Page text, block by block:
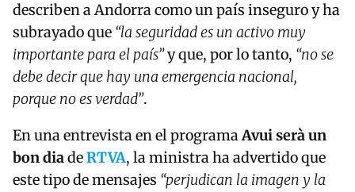
describen a Andorra como un país inseguro y ha
subrayado que “la seguridad es un activo muy
importante para el país”y que, por lo tanto, “no se
debe decir que hay una emergencia nacional,
porque no es verdad”.
En una entrevista en el programaAvui serà un
bon diadeRTVA, la ministra ha advertido que
este tipo de mensajes “perjudican la imagen y la